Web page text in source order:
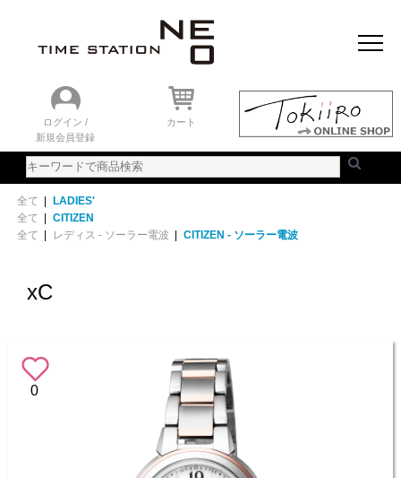
ログイン /
新規会員登録
カート
全て | LADIES'
全て | CITIZEN
全て | レディス - ソーラー電波 | CITIZEN - ソーラー電波
xC
0
おすすめアイテム
ニュース＆トピック
時計を探す
ランキング
ご利用ガイド